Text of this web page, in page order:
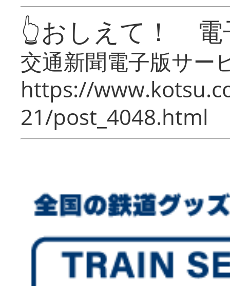
👆おしえて！ 電
交通新聞電子版サー
https://
21/post_4048.html